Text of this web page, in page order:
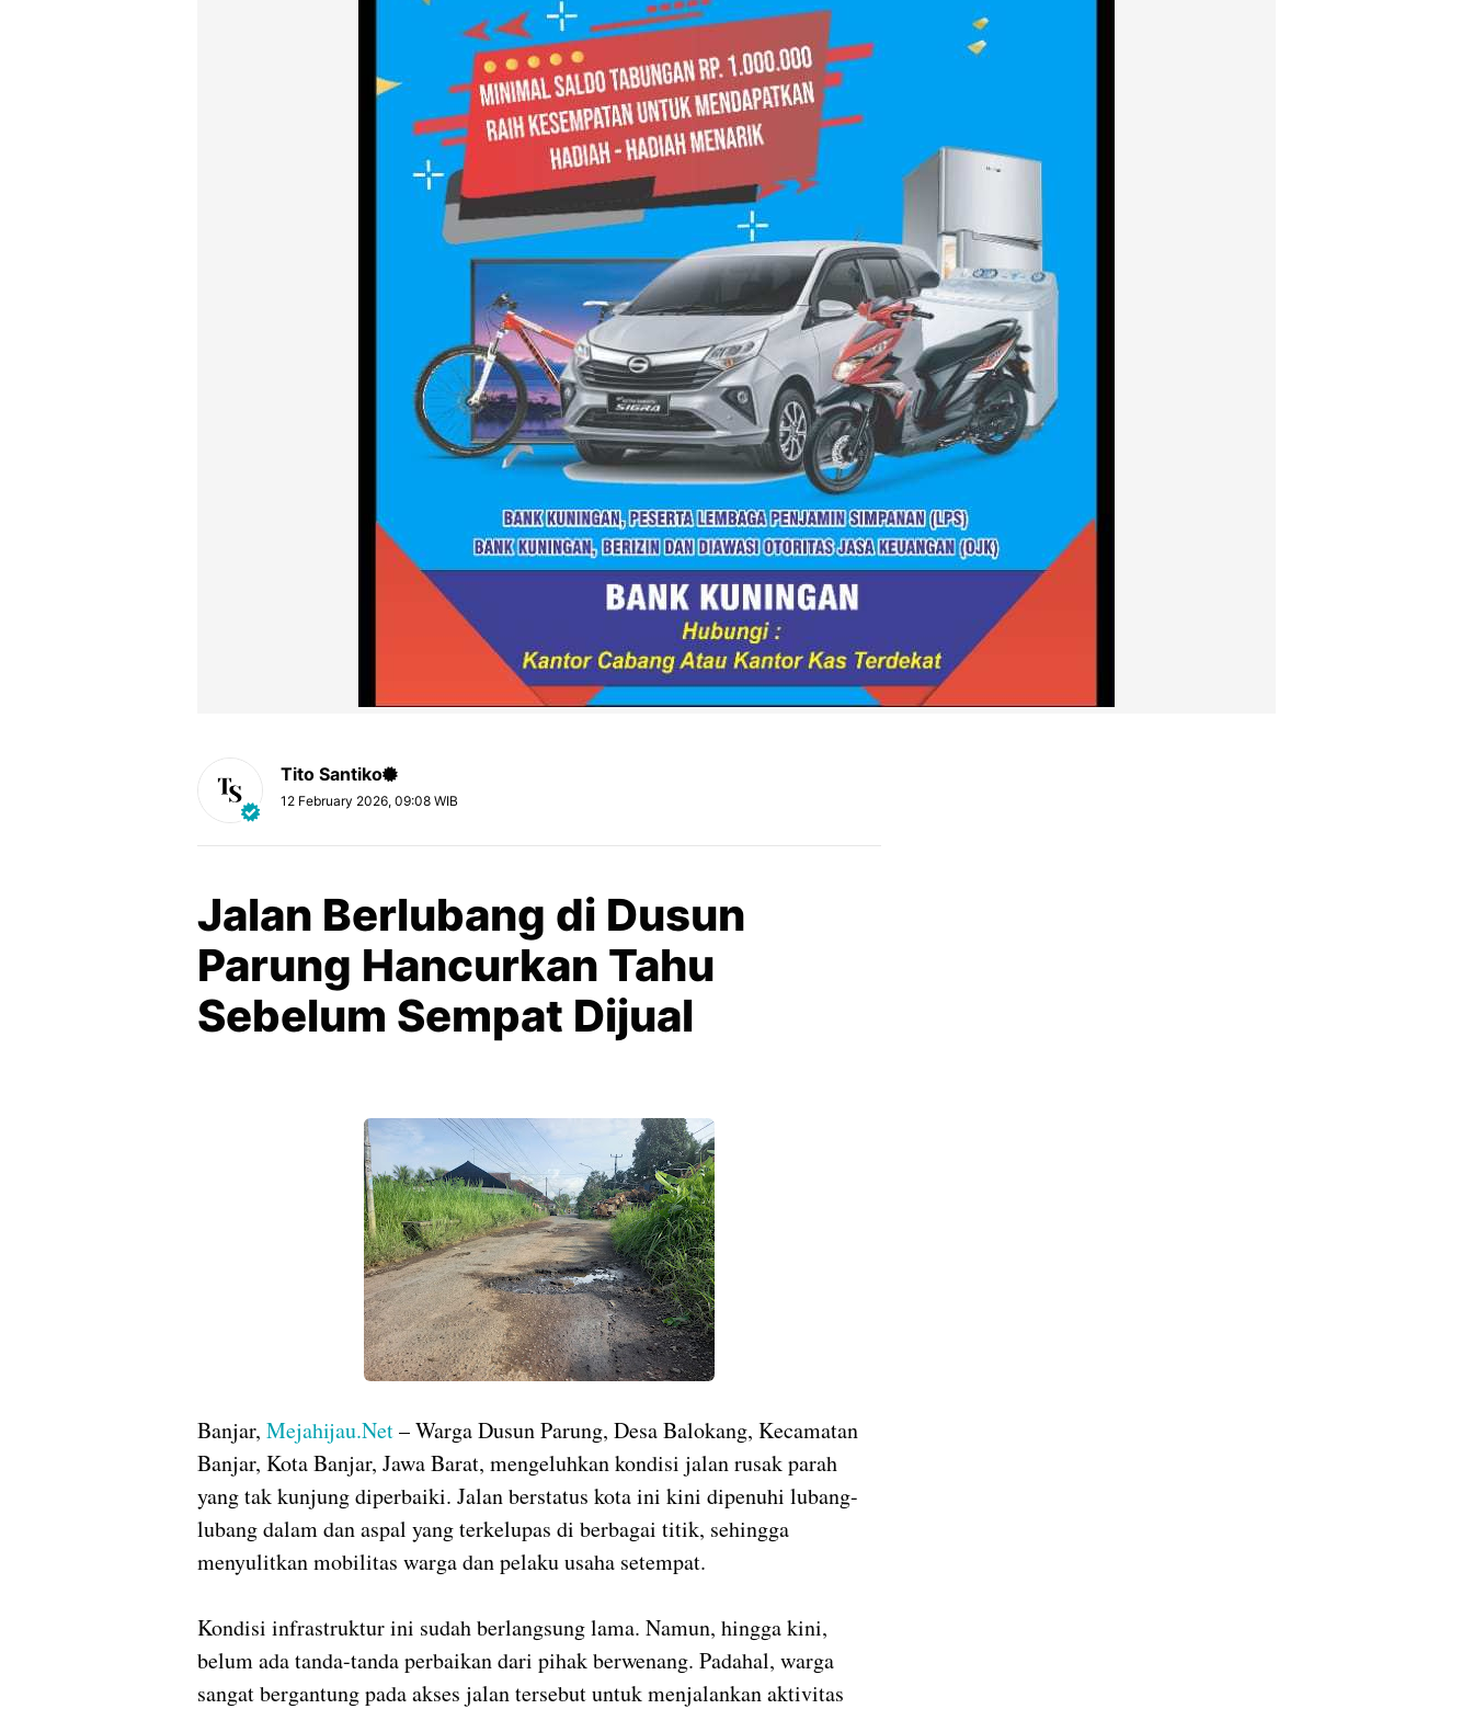
Tito Santiko
12 February 2026, 09:08 WIB
Jalan Berlubang di Dusun
Parung Hancurkan Tahu
Sebelum Sempat Dijual
Banjar, Mejahijau.Net– Warga Dusun Parung, Desa Balokang, Kecamatan
Banjar, Kota Banjar, Jawa Barat, mengeluhkan kondisi jalan rusak parah
yang tak kunjung diperbaiki. Jalan berstatus kota ini kini dipenuhi lubang-
lubang dalam dan aspal yang terkelupas di berbagai titik, sehingga
menyulitkan mobilitas warga dan pelaku usaha setempat.
Kondisi infrastruktur ini sudah berlangsung lama. Namun, hingga kini,
belum ada tanda-tanda perbaikan dari pihak berwenang. Padahal, warga
sangat bergantung pada akses jalan tersebut untuk menjalankan aktivitas